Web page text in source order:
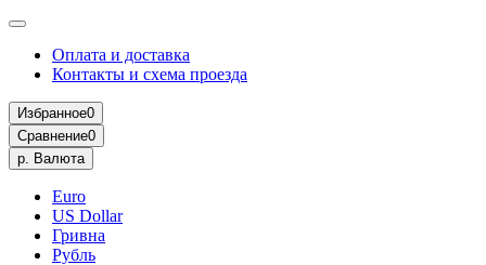
Оплата и доставка
Контакты и схема проезда
Избранное0
Сравнение0
р. Валюта
Euro
US Dollar
Гривна
Рубль